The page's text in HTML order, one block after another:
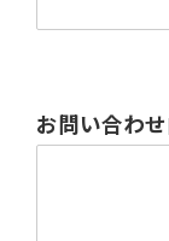
お問い合わ